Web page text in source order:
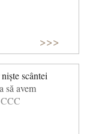
>>>
scântei
să avem